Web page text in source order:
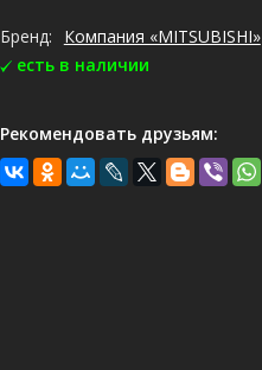
Бренд:
Компания «MITSUBISHI»
есть в наличии
Рекомендовать друзьям: